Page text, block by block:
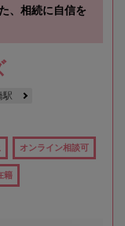
、相続に自信を
駅
オンライン相談可
籍